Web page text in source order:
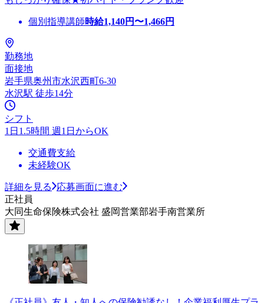
個別指導講師時給1,140円〜1,466円
勤務地
面接地
岩手県奥州市水沢西町6-30
水沢駅 徒歩14分
シフト
1日1.5時間 週1日からOK
交通費支給
未経験OK
詳細を見る
応募画面に進む
正社員
大同生命保険株式会社 盛岡営業部岩手南営業所